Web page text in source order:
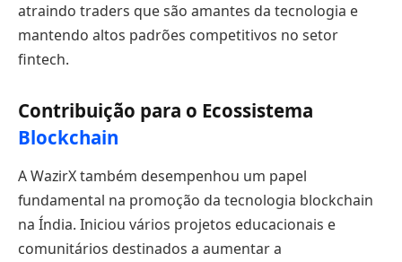
atraindo traders que são amantes da tecnologia e
mantendo altos padrões competitivos no setor
fintech.
Contribuição para o Ecossistema
Blockchain
A WazirX também desempenhou um papel
fundamental na promoção da tecnologia blockchain
na Índia. Iniciou vários projetos educacionais e
comunitários destinados a aumentar a